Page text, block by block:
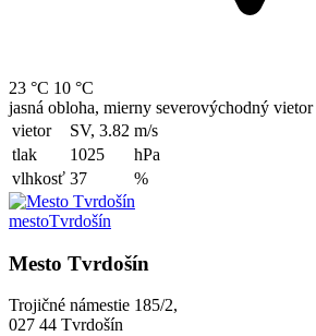
23 °C 10 °C
jasná obloha, mierny severovýchodný vietor
vietor
SV, 3.82 m/s
tlak
1025
hPa
vlhkosť 37 %
mestoTvrdošín
Mesto Tvrdošín
Trojičné námestie 185/2,
027 44 Tvrdošín